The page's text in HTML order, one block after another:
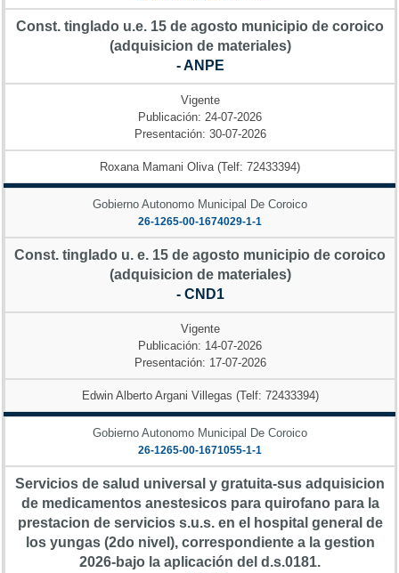
Const. tinglado u.e. 15 de agosto municipio de coroico
(adquisicion de materiales)
- ANPE
Vigente
Publicación: 24-07-2026
Presentación: 30-07-2026
Roxana Mamani Oliva (Telf: 72433394)
Gobierno Autonomo Municipal De Coroico
26-1265-00-1674029-1-1
Const. tinglado u. e. 15 de agosto municipio de coroico
(adquisicion de materiales)
- CND1
Vigente
Publicación: 14-07-2026
Presentación: 17-07-2026
Edwin Alberto Argani Villegas (Telf: 72433394)
Gobierno Autonomo Municipal De Coroico
26-1265-00-1671055-1-1
Servicios de salud universal y gratuita-sus adquisicion
de medicamentos anestesicos para quirofano para la
prestacion de servicios s.u.s. en el hospital general de
los yungas (2do nivel), correspondiente a la gestion
2026-bajo la aplicación del d.s.0181.